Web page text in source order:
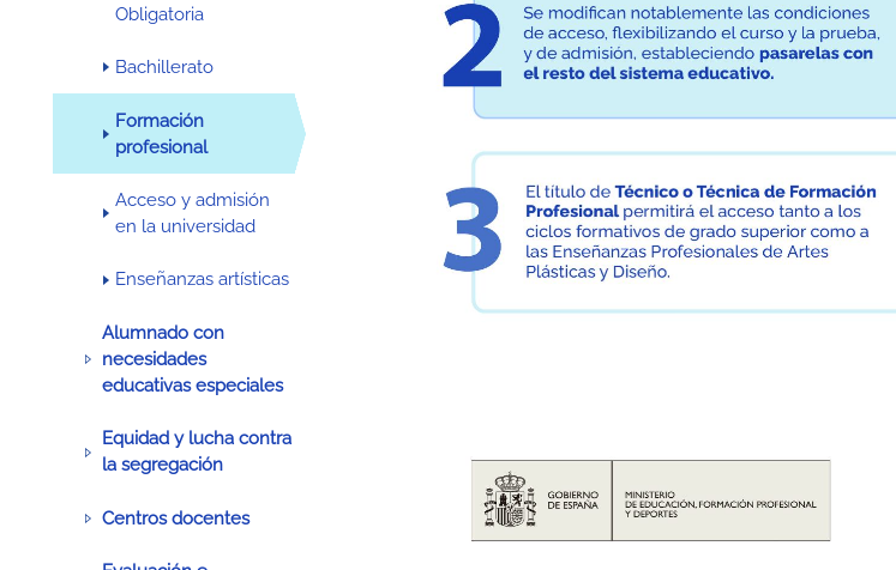
Obligatoria
Bachillerato
Formación
profesional
Acceso y admisión
en la universidad
Enseñanzas artísticas
Alumnado con
necesidades
educativas especiales
Equidad y lucha contra
la segregación
Centros docentes